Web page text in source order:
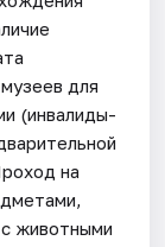
для
(инвалиды-
на
животными